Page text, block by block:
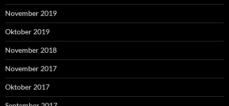
November 2019
Oktober 2019
November 2018
November 2017
Oktober 2017